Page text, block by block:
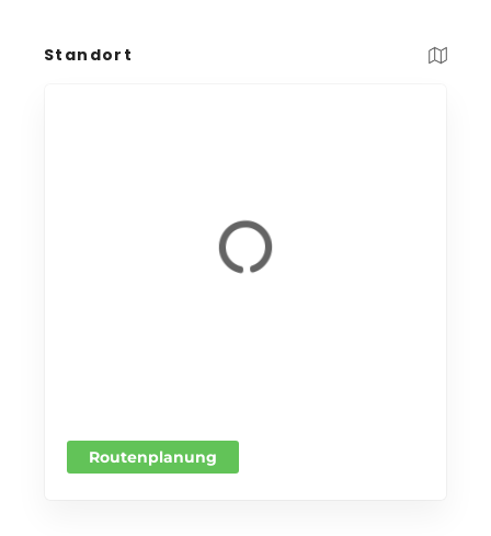
Standort
Routenplanung